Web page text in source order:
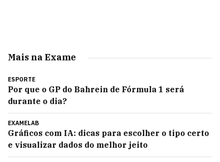
Mais na Exame
ESPORTE
Por que o GP do Bahrein de Fórmula 1 será
durante o dia?
EXAMELAB
Gráficos com IA: dicas para escolher o tipo certo
e visualizar dados do melhor jeito